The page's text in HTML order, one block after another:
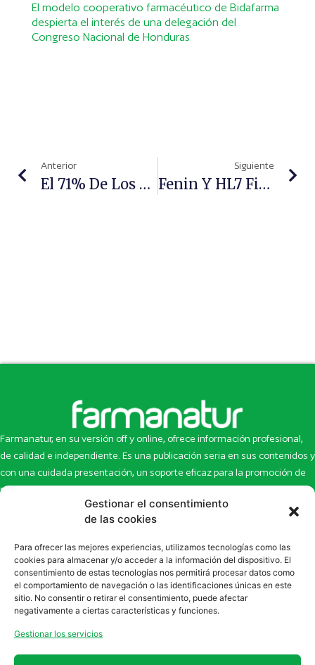
Gestionar el consentimiento
de las cookies
Para ofrecer las mejores experiencias, utilizamos tecnologías como las
cookies para almacenar y/o acceder a la información del dispositivo. El
consentimiento de estas tecnologías nos permitirá procesar datos como
el comportamiento de navegación o las identificaciones únicas en este
sitio. No consentir o retirar el consentimiento, puede afectar
negativamente a ciertas características y funciones.
Gestionar los servicios
El modelo cooperativo farmacéutico de Bidafarma
despierta el interés de una delegación del
Congreso Nacional de Honduras
Anterior
El 71% De Los Farmacéuticos Que Trabajan En Oficina De Farmacia Son Mujeres
Siguiente
Fenin Y HL7 Firman Un Convenio Para Facilitar El Intercambio Electrónico De Información Clínica
Farmanatur, en su versión off y online, ofrece información profesional,
de calidad e independiente. Es una publicación seria en sus contenidos y
con una cuidada presentación, un soporte eficaz para la promoción de
productos y novedades.
Inicio
Newsletter
Eco Multimedia
Contacto
Artículos
Escaparate
Enlaces de interés
SUSCRÍBETE A NUESTRO NEWSLETTER
la sección deNewsletter